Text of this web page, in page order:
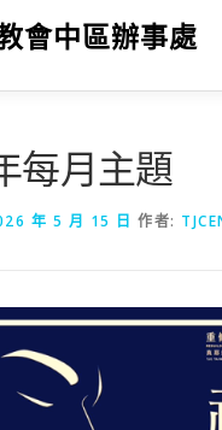
會中區辦事處
每月主題
年 5 月 15 日 作者: